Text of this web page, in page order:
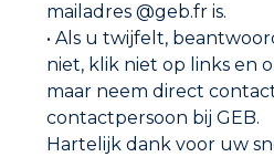
UNIVERSELE
mailadres @geb.fr is.
• Als u twijfelt,
niet, klik niet op links en
maar neem direct
contactpersoon bij GEB.
Hartelijk dank voor uw